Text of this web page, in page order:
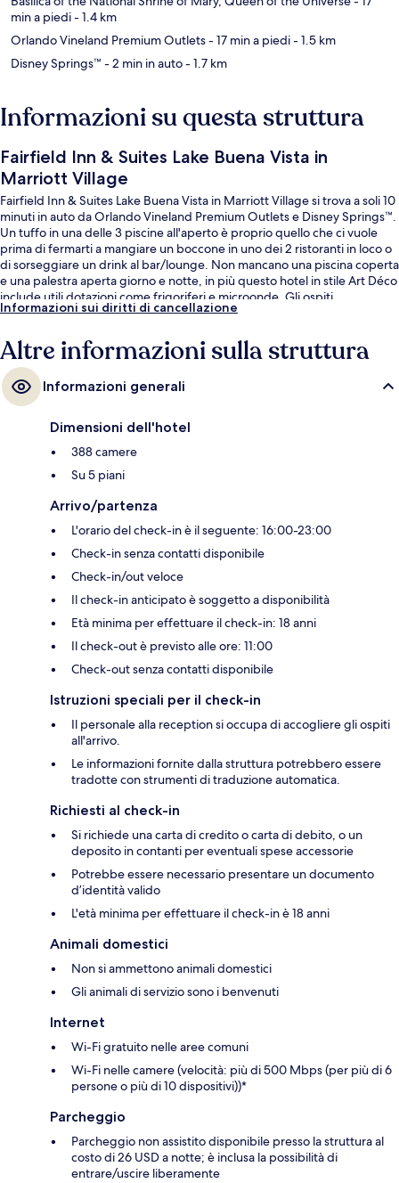
min a piedi- 1.4 km
Orlando Vineland Premium Outlets- 17 min a piedi- 1.5 km
Disney Springs™ - 2 min in auto- 1.7 km
Informazioni su questa struttura
Fairfield Inn & Suites Lake Buena Vista in
Marriott Village
Fairfield Inn & Suites Lake Buena Vista in Marriott Village si trova a soli 10
minuti in auto da Orlando Vineland Premium Outlets e Disney Springs™.
Un tuffo in una delle 3 piscine all'aperto è proprio quello che ci vuole
prima di fermarti a mangiare un boccone in uno dei 2 ristoranti in loco o
di sorseggiare un drink al bar/lounge. Non mancano una piscina coperta
e una palestra aperta giorno e notte, in più questo hotel in stile Art Déco
include utili dotazioni come frigoriferi e microonde. Gli ospiti
apprezzano molto il personale gentile e la colazione.
Informazioni sui diritti di cancellazione
Altre informazioni sulla struttura
Informazioni generali
Dimensioni dell'hotel
388 camere
Su 5 piani
Arrivo/partenza
L'orario del check-in è il seguente: 16:00-23:00
Check-in senza contatti disponibile
Check-in/out veloce
Il check-in anticipato è soggetto a disponibilità
Età minima per effettuare il check-in: 18 anni
Il check-out è previsto alle ore: 11:00
Check-out senza contatti disponibile
Istruzioni speciali per il check-in
Il personale alla reception si occupa di accogliere gli ospiti
all'arrivo.
Le informazioni fornite dalla struttura potrebbero essere
tradotte con strumenti di traduzione automatica.
Richiesti al check-in
Si richiede una carta di credito o carta di debito, o un
deposito in contanti per eventuali spese accessorie
Potrebbe essere necessario presentare un documento
d’identità valido
L'età minima per effettuare il check-in è 18 anni
Animali domestici
Non si ammettono animali domestici
Gli animali di servizio sono i benvenuti
Internet
Wi-Fi gratuito nelle aree comuni
Wi-Fi nelle camere (velocità: più di 500 Mbps (per più di 6
persone o più di 10 dispositivi))*
Parcheggio
Parcheggio non assistito disponibile presso la struttura al
costo di 26 USD a notte; è inclusa la possibilità di
entrare/uscire liberamente